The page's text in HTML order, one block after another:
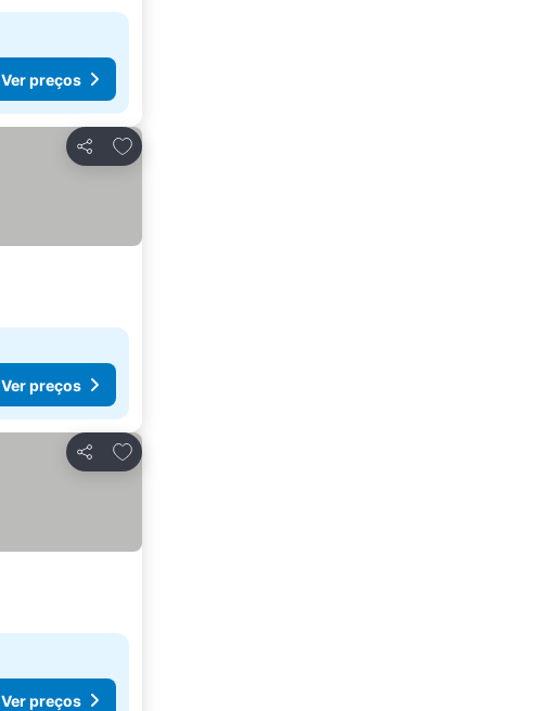
Ver preços
Partilhar
Adicionar aos favoritos
Ver preços
Partilhar
Adicionar aos favoritos
Ver preços